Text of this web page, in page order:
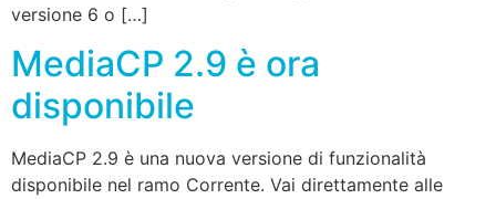
versione 6 o […]
MediaCP 2.9 è ora
disponibile
MediaCP 2.9 è una nuova versione di funzionalità
disponibile nel ramo Corrente. Vai direttamente alle